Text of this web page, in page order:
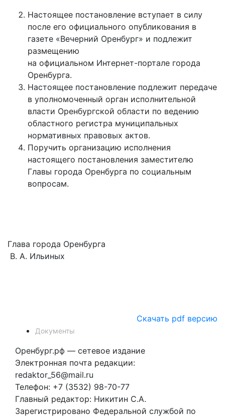
Настоящее постановление вступает в силу
после его официального опубликования в
газете «Вечерний Оренбург» и подлежит
размещению
на официальном Интернет-портале города
Оренбурга.
Настоящее постановление подлежит передаче
в уполномоченный орган исполнительной
власти Оренбургской области по ведению
областного регистра муниципальных
нормативных правовых актов.
Поручить организацию исполнения
настоящего постановления заместителю
Главы города Оренбурга по социальным
вопросам.
Глава города Оренбурга
В. А. Ильиных
Скачать pdf версию
Документы
Оренбург.рф — сетевое издание
Электронная почта редакции:
redaktor_56@mail.ru
Телефон: +7 (3532) 98-70-77
Главный редактор: Никитин С.А.
Зарегистрировано Федеральной службой по